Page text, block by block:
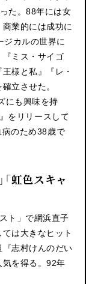
た。88年には女
業的には成功に
カルの世界に
ミス・サイゴ
様と私』『レ・
立させた。
にも興味を持
をリリースして
のため38歳で
虹色スキャ
ト」で網浜直子
は大きなヒット
志村けんのだい
気を得る。92年